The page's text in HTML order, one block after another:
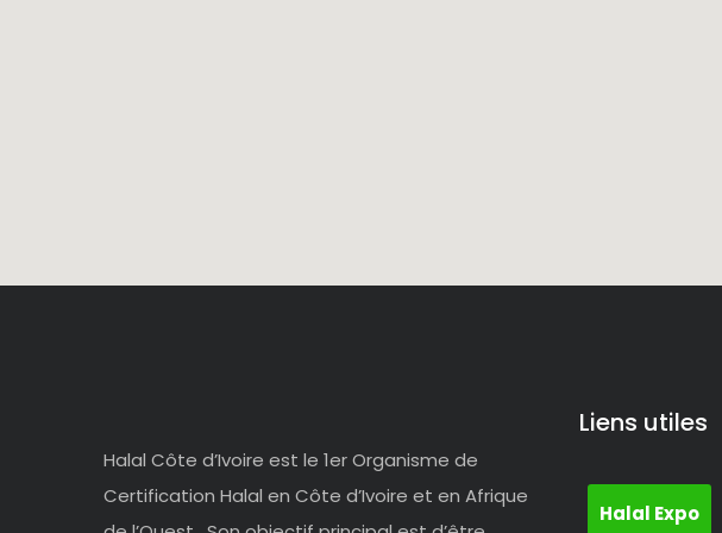
Halal Côte d’Ivoire est le 1er Organisme de
Certification Halal en Côte d’Ivoire et en Afrique
Liens utiles
Halal Expo